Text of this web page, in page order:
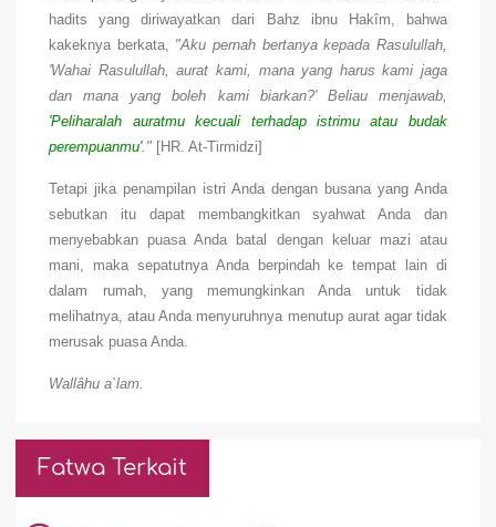
hadits yang diriwayatkan dari Bahz ibnu Hakîm, bahwa
kakeknya berkata, "Aku pernah bertanya kepada Rasulullah,
'Wahai Rasulullah, aurat kami, mana yang harus kami jaga
dan mana yang boleh kami biarkan?' Beliau menjawab,
'Peliharalah auratmu kecuali terhadap istrimu atau budak
perempuanmu'." [HR. At-Tirmidzi]
Tetapi jika penampilan istri Anda dengan busana yang Anda
sebutkan itu dapat membangkitkan syahwat Anda dan
menyebabkan puasa Anda batal dengan keluar mazi atau
mani, maka sepatutnya Anda berpindah ke tempat lain di
dalam rumah, yang memungkinkan Anda untuk tidak
melihatnya, atau Anda menyuruhnya menutup aurat agar tidak
merusak puasa Anda.
Wallâhu a`lam.
Fatwa Terkait